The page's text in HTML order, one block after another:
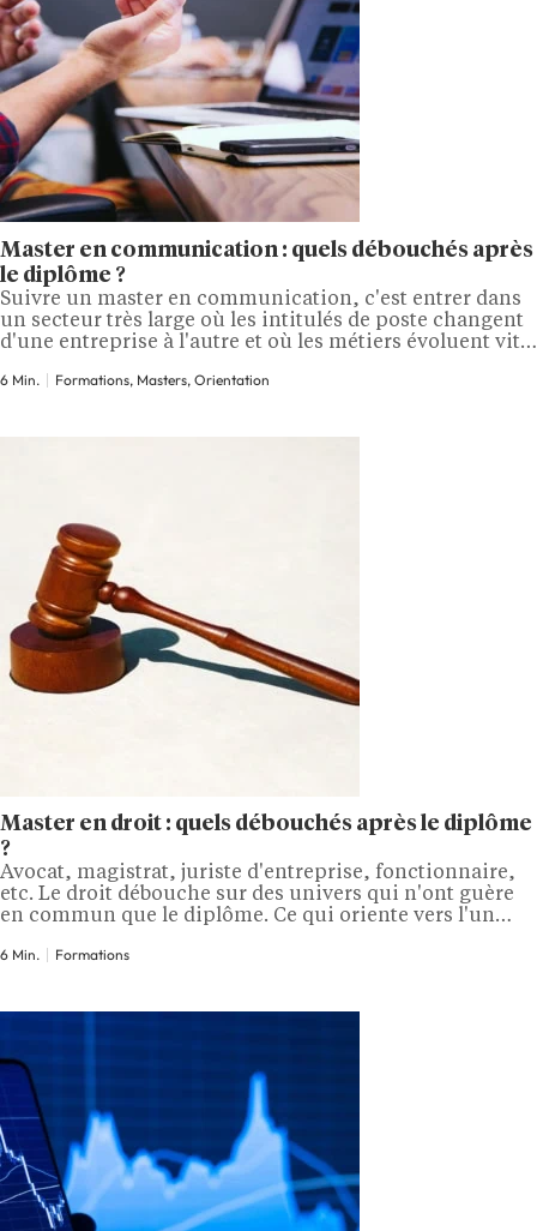
Master en communication : quels débouchés après
le diplôme ?
Suivre un master en communication, c'est entrer dans
un secteur très large où les intitulés de poste changent
d'une entreprise à l'autre et où les métiers évoluent vite.
rarement le hasard, c'est la spécialité suivie,
6 Min. Formations, Masters, Orientation
Master en droit : quels débouchés après le diplôme
?
Avocat, magistrat, juriste d'entreprise, fonctionnaire,
etc. Le droit débouche sur des univers qui n'ont guère
en commun que le diplôme. Ce qui oriente vers l'un
choisie en master. Dans cet article, découvrez les
6 Min. Formations